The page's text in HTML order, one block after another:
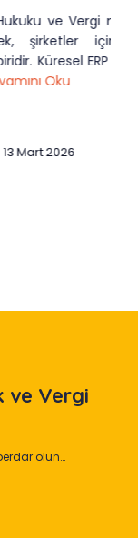
en kritik
sistemlerinin
ve Vergi
olun…